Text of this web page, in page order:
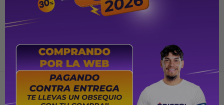
Recibir ofertas y promociones